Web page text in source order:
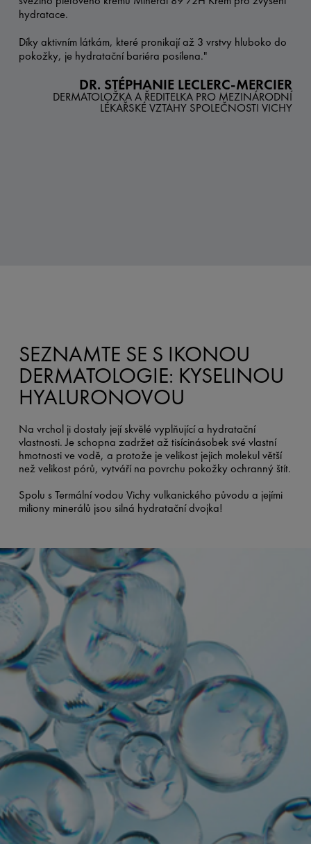
hydratace.
Díky aktivním látkám, které pronikají až 3 vrstvy hluboko do
pokožky, je hydratační bariéra posílena."
DR. STÉPHANIE LECLERC-MERCIER
DERMATOLOŽKA A ŘEDITELKA PRO MEZINÁRODNÍ
LÉKAŘSKÉ VZTAHY SPOLEČNOSTI VICHY
SEZNAMTE SE S IKONOU
DERMATOLOGIE: KYSELINOU
HYALURONOVOU
Na vrchol ji dostaly její skvělé vyplňující a hydratační
vlastnosti. Je schopna zadržet až tisícinásobek své vlastní
hmotnosti ve vodě, a protože je velikost jejich molekul větší
než velikost pórů, vytváří na povrchu pokožky ochranný štít.
Spolu s Termální vodou Vichy vulkanického původu a jejími
miliony minerálů jsou silná hydratační dvojka!